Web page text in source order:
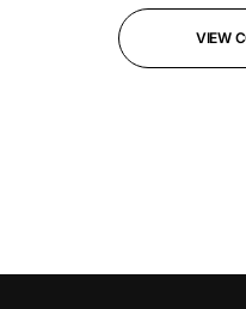
VIEW